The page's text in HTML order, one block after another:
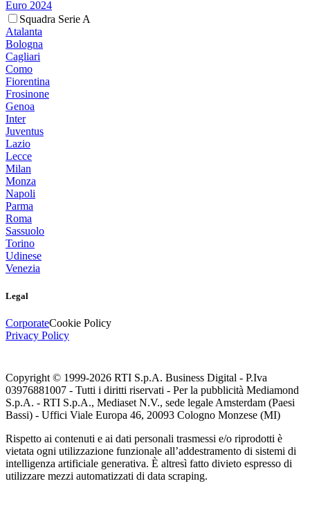
Euro 2024
Squadra Serie A
Atalanta
Bologna
Cagliari
Como
Fiorentina
Frosinone
Genoa
Inter
Juventus
Lazio
Lecce
Milan
Monza
Napoli
Parma
Roma
Sassuolo
Torino
Udinese
Venezia
Legal
CorporateCookie Policy
Privacy Policy
Copyright © 1999-2026 RTI S.p.A. Business Digital - P.Iva
03976881007 - Tutti i diritti riservati - Per la pubblicità Mediamond
S.p.A. - RTI S.p.A., Mediaset N.V., sede legale Amsterdam (Paesi
Bassi) - Uffici Viale Europa 46, 20093 Cologno Monzese (MI)
Rispetto ai contenuti e ai dati personali trasmessi e/o riprodotti è
vietata ogni utilizzazione funzionale all’addestramento di sistemi di
intelligenza artificiale generativa. È altresì fatto divieto espresso di
utilizzare mezzi automatizzati di data scraping.